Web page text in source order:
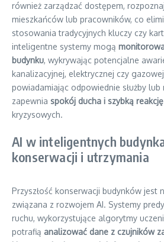
również zarządzać dostępem,
mieszkańców lub pracowników, co
stosowania tradycyjnych kluczy czy
inteligentne systemy mogą
budynku, wykrywając potencjalne
kanalizacyjnej, elektrycznej czy
powiadamiając odpowiednie służby lub
zapewnia spokój ducha i szybką reakcję
kryzysowych.
AI w inteligentnych
konserwacji i utrzymania
Przyszłość konserwacji budynków jest
związana z rozwojem AI. Systemy
ruchu, wykorzystujące algorytmy
potrafią analizować dane z czujników